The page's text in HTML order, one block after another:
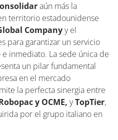
aún más la
territorio estadounidense
Companyy el
para garantizar un servicio
inmediato. La sede única de
un pilar fundamental
en el mercado
la perfecta sinergia entre
y OCME, yTopTier,
por el grupo italiano en